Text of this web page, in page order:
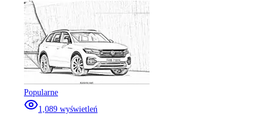
Popularne
1,089 wyświetleń